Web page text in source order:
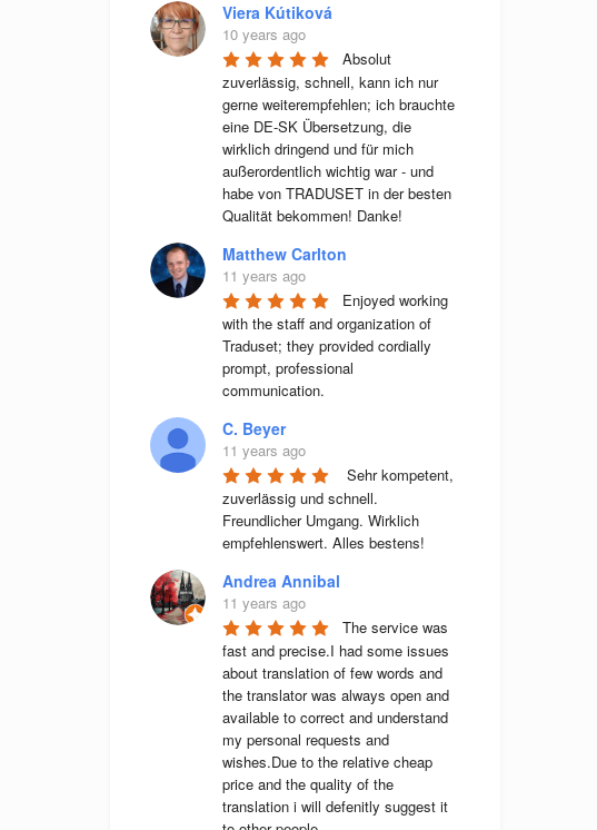
Viera Kútiková
10 years ago
Absolut
zuverlässig, schnell, kann ich nur
gerne weiterempfehlen; ich brauchte
eine DE-SK Übersetzung, die
wirklich dringend und für mich
außerordentlich wichtig war - und
habe von TRADUSET in der besten
Qualität bekommen! Danke!
Matthew Carlton
11 years ago
Enjoyed working
with the staff and organization of
Traduset; they provided cordially
prompt, professional
communication.
C. Beyer
11 years ago
Sehr kompetent,
zuverlässig und schnell.
Freundlicher Umgang. Wirklich
empfehlenswert. Alles bestens!
Andrea Annibal
11 years ago
The service was
fast and precise.I had some issues
about translation of few words and
the translator was always open and
available to correct and understand
my personal requests and
wishes.Due to the relative cheap
price and the quality of the
translation i will defenitly suggest it